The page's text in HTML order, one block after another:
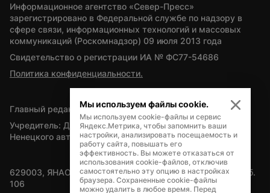
Информационное агентство «Север-Пресс»
зарегистрировано в Федеральной службе по надзору в
сфере связи, информационных технологий и массовых
коммуникаций (Роскомнадзор) 09 июля 2013 года
Свидетельство о регистрации ИА № ФС77-54686
Политика конфиденциальности.
Главный редактор — А.Л. Поздеев
Учредитель: Департамент внутренней политики Ямало-
Ненецкого автономного округа
629003, ЯНАО, Салехард, мкр. Богдана Кнунянца, д.1, каб.
106
Мы используем файлы cookie.
Мы используем cookie-файлы и сервис
Яндекс.Метрика, чтобы запомнить ваши
настройки, анализировать посещаемость и
работу сайта, повышать его
эффективность. Вы можете отказаться от
использования cookie-файлов, отключив
самостоятельно эту опцию в настройках
браузера. Сохраненные cookie-файлы
можно удалить в любое время. Перед